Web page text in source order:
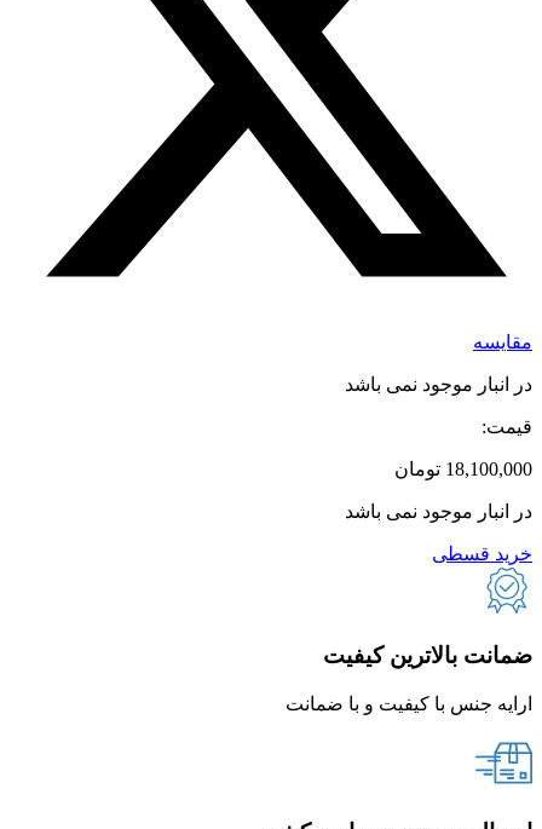
مقایسه
در انبار موجود نمی باشد
قیمت:
18,100,000 تومان
در انبار موجود نمی باشد
خرید قسطی
ضمانت بالاترین کیفیت
ارایه جنس با کیفیت و با ضمانت